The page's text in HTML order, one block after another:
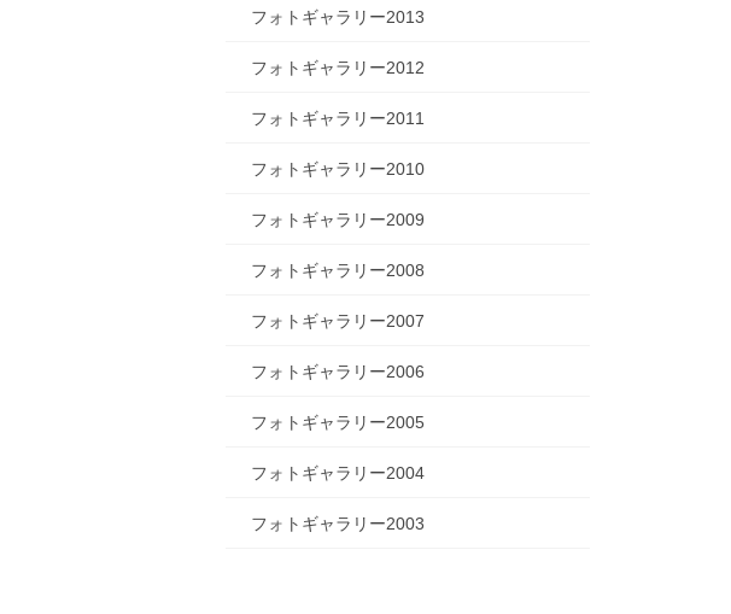
フォトギャラリー2013
フォトギャラリー2012
フォトギャラリー2011
フォトギャラリー2010
フォトギャラリー2009
フォトギャラリー2008
フォトギャラリー2007
フォトギャラリー2006
フォトギャラリー2005
フォトギャラリー2004
フォトギャラリー2003